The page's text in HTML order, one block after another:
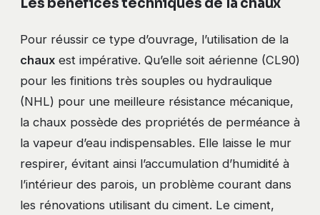
Les bénéfices techniques de la chaux
Pour réussir ce type d’ouvrage, l’utilisation de la
chaux est impérative. Qu’elle soit aérienne (CL90)
pour les finitions très souples ou hydraulique
(NHL) pour une meilleure résistance mécanique,
la chaux possède des propriétés de perméance à
la vapeur d’eau indispensables. Elle laisse le mur
respirer, évitant ainsi l’accumulation d’humidité à
l’intérieur des parois, un problème courant dans
les rénovations utilisant du ciment. Le ciment,